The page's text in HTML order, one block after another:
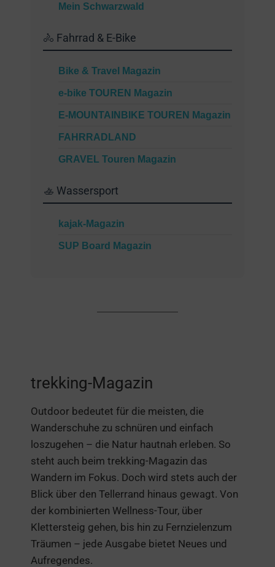
Mein Schwarzwald
🚴 Fahrrad & E-Bike
Bike & Travel Magazin
e-bike TOUREN Magazin
E-MOUNTAINBIKE TOUREN Magazin
FAHRRADLAND
GRAVEL Touren Magazin
🚣 Wassersport
kajak-Magazin
SUP Board Magazin
trekking-Magazin
Outdoor bedeutet für die meisten, die
Wanderschuhe zu schnüren und einfach
loszugehen – die Natur hautnah erleben. So
steht auch beim trekking-Magazin das
Wandern im Fokus. Doch wird stets auch der
Blick über den Tellerrand hinaus gewagt. Von
der kombinierten Wellness-Tour, über
Klettersteig gehen, bis hin zu Fernzielenzum
Träumen – jede Ausgabe bietet Neues und
Aufregendes.